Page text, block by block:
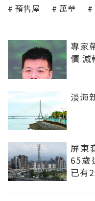
預售屋 萬華
專家
價 減
淡海
屏東
65歲
已有